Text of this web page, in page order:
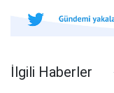
İlgili Haberler